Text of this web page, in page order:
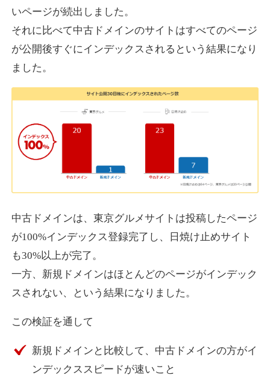
詳細を見る
designcrave.com
ジャンル
DA38
詳細を見る
actagainstaids.com
ジャンルその他
DA38 外部リンク数527 ドメイン年齢26年
10,800円 入札 0件
詳細を見る
express-soft.com
DA38 外部リンク数
10,800円 入札 0件
いページが続出しました。
それに比べて中古ドメインのサイトはすべてのページ
が公開後すぐにインデックスされるという結果になり
ました。
中古ドメインは、東京グルメサイトは投稿したページ
が100%インデックス登録完了し、日焼け止めサイト
も30%以上が完了。
一方、新規ドメインはほとんどのページがインデック
スされない、という結果になりました。
この検証を通して
新規ドメインと比較して、中古ドメインの方がイ
ンデックススピードが速いこと